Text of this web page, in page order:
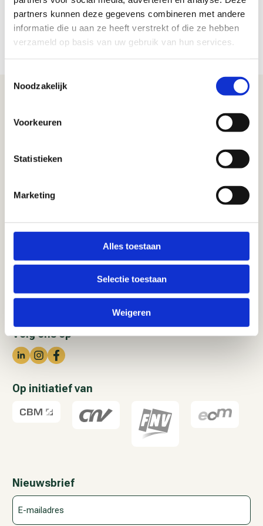
partners kunnen deze gegevens combineren met andere
informatie die u aan ze heeft verstrekt of die ze hebben
verzameld op basis van uw gebruik van hun services.
Noodzakelijk
Voorkeuren
Statistieken
Marketing
Alles toestaan
Selectie toestaan
Weigeren
adviseurs of meld je direct aan bijFinVit. FinVit is een
dienstverlening van CNV, maar staat los van lidmaatschap van
de vakbond waardoor iedereen in onze branche hier gebruik van
kan maken.
Westerhoutpark 10
2012 JM Haarlem
Contact
info@schavenaanjouwtoekomst.nl
Volg ons op
Op initiatief van
Nieuwsbrief
E-
mailadres